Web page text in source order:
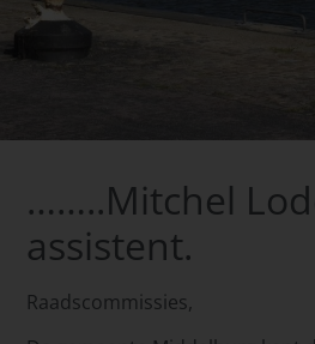
……..Mitchel
assistent.
Raadscommissies,